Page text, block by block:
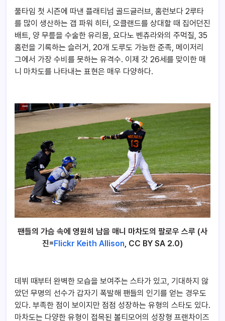
풀타임 첫 시즌에 따낸 플래티넘 골드글러브, 홈런보다 2루타
를 많이 생산하는 갭 파워 히터, 오클랜드를 상대할 때 집어던진
배트, 양 무릎을 수술한 유리몸, 요다노 벤츄라와의 주먹질, 35
홈런을 기록하는 슬러거, 20개 도루도 가능한 준족, 메이저리
그에서 가장 수비를 못하는 유격수. 이제 갓 26세를 맞이한 매
니 마차도를 나타내는 표현은 매우 다양하다.
팬들의 가슴 속에 영원히 남을 매니 마차도의 팔로우 스루 (사
진= Flickr Keith Allison, CC BY SA 2.0)
데뷔 때부터 완벽한 모습을 보여주는 스타가 있고, 기대하지 않
았던 무명의 선수가 갑자기 폭발해 팬들의 인기를 얻는 경우도
있다. 부족한 점이 보이지만 점점 성장하는 유형의 스타도 있다.
마차도는 다양한 유형이 접목된 볼티모어의 성장형 프랜차이즈